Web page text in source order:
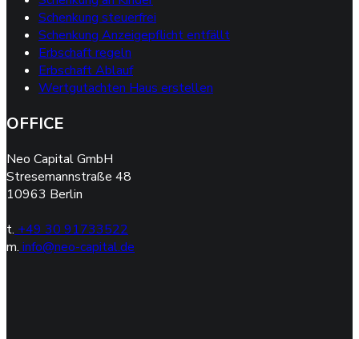
Schenkung steuerfrei
Schenkung Anzeigepflicht entfällt
Erbschaft regeln
Erbschaft Ablauf
Wertgutachten Haus erstellen
OFFICE
Neo Capital GmbH
Stresemannstraße 48
10963 Berlin
t.+49 30 91733522
m.info@neo-capital.de